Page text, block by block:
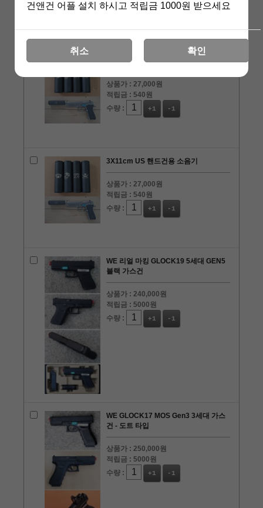
수량 :
+1 -1
3X11cm 네이비 씰 핸드건용 소음기
상품가 :27,000원
적립금 : 540원
수량 :
+1 -1
3X11cm US 핸드건용 소음기
상품가 :27,000원
적립금 : 540원
수량 :
+1 -1
WE 리얼 마킹 GLOCK19 5세대 GEN5
블랙 가스건
상품가 :240,000원
적립금 : 5000원
수량 :
+1 -1
WE GLOCK17 MOS Gen3 3세대 가스
건 - 도트 타입
상품가 :250,000원
적립금 : 5000원
수량 :
+1 -1
건앤건 어플 설치 하시고 적립금 1000원 받으세요
취소 확인